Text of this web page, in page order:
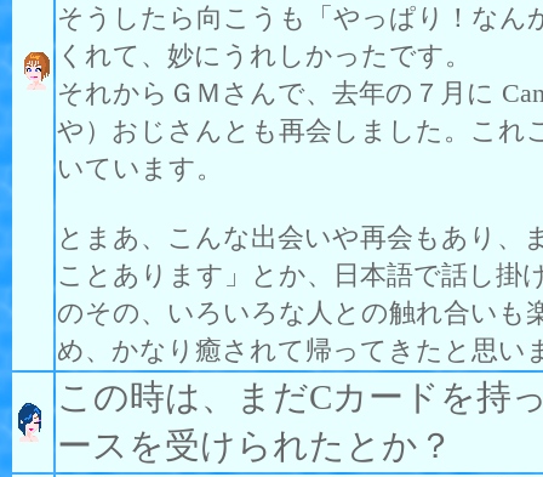
そうしたら向こうも「やっぱり！な
くれて、妙にうれしかったです。
それからＧＭさんで、去年の７月に
や）おじさんとも再会しました。これ
いています。
とまあ、こんな出会いや再会もあり、
ことあります」とか、日本語で話し掛
のその、いろいろな人との触れ合いも
め、かなり癒されて帰ってきたと思い
この時は、まだCカードを持
ースを受けられたとか？